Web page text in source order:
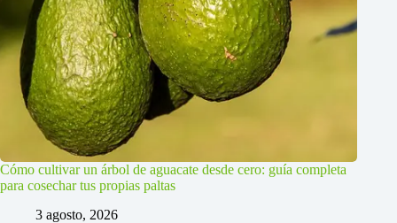
Cómo cultivar un árbol de aguacate desde cero: guía completa
para cosechar tus propias paltas
3 agosto, 2026